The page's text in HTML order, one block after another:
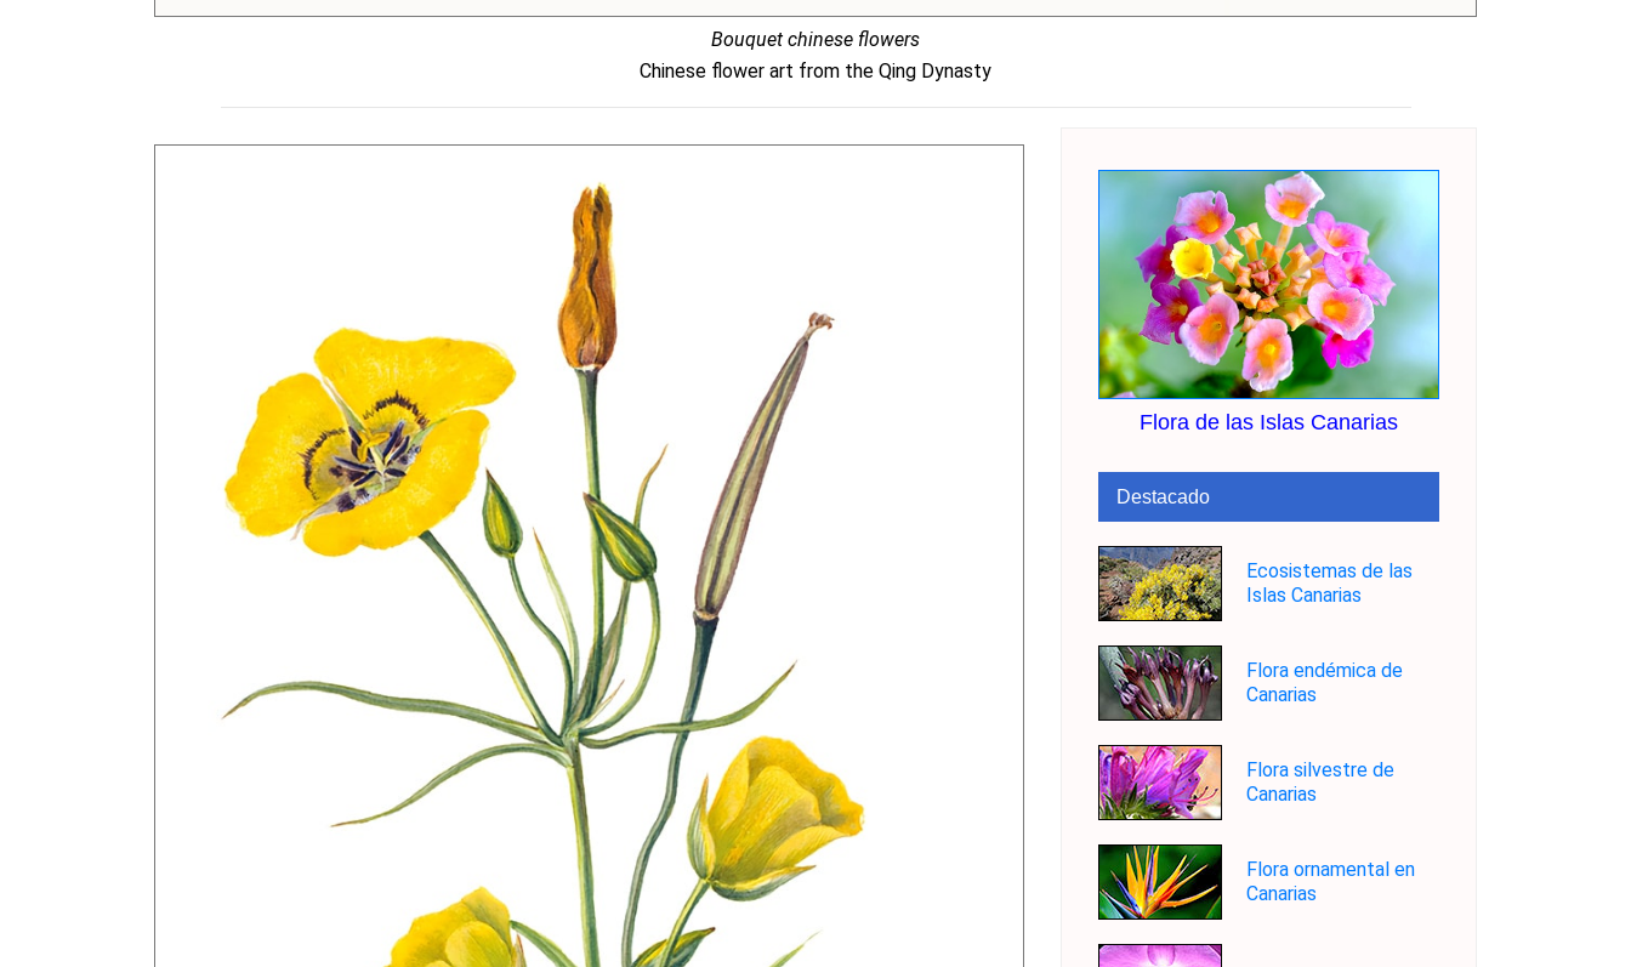
Bouquet chinese flowers
Chinese flower art from the Qing Dynasty
Flora de las Islas Canarias
Destacado
Ecosistemas de las
Islas Canarias
Flora endémica de
Canarias
Flora silvestre de
Canarias
Flora ornamental en
Canarias